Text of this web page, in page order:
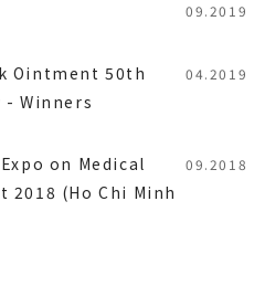
09.2019
Ointment 50th
- Winners
04.2019
on Medical
2018 (Ho Chi Minh
09.2018